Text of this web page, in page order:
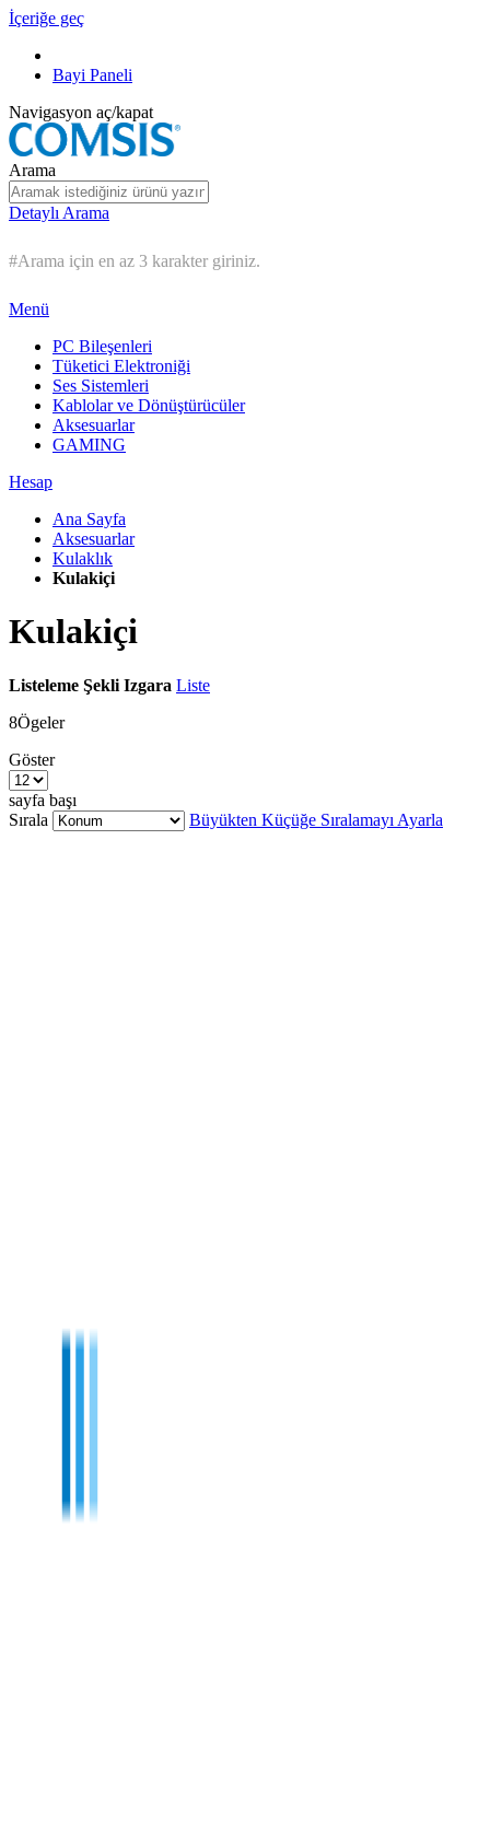
İçeriğe geç
Bayi Paneli
Navigasyon aç/kapat
Arama
Detaylı Arama
#Arama için en az 3 karakter giriniz.
Menü
PC Bileşenleri
Tüketici Elektroniği
Ses Sistemleri
Kablolar ve Dönüştürücüler
Aksesuarlar
GAMING
Hesap
Ana Sayfa
Aksesuarlar
Kulaklık
Kulakiçi
Kulakiçi
Listeleme Şekli Izgara Liste
8Ögeler
Göster
sayfa başı
Sırala
Büyükten Küçüğe Sıralamayı Ayarla